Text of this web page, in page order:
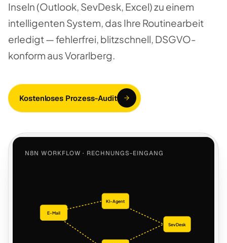
Inseln (Outlook, SevDesk, Excel) zu einem
intelligenten System, das Ihre Routinearbeit
erledigt — fehlerfrei, blitzschnell, DSGVO-
konform aus Vorarlberg.
Kostenloses Prozess-Audit
N8N WORKFLOW · RECHNUNGS-EINGANG
E-Mail
KI-Agent
SevDesk